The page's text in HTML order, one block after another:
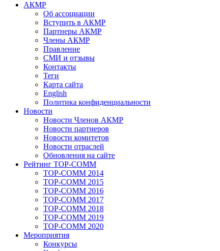
АКМР
Об ассоциации
Вступить в АКМР
Партнеры АКМР
Члены АКМР
Правление
СМИ и отзывы
Контакты
Теги
Карта сайта
English
Политика конфиденциальности
Новости
Новости Членов АКМР
Новости партнеров
Новости комитетов
Новости отраслей
Обновления на сайте
Рейтинг TOP-COMM
TOP-COMM 2014
TOP-COMM 2015
TOP-COMM 2016
TOP-COMM 2017
TOP-COMM 2018
TOP-COMM 2019
TOP-COMM 2020
Мероприятия
Конкурсы